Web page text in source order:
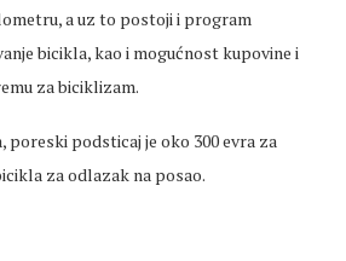
a uz to postoji i program
bicikla, kao i mogućnost kupovine i
za biciklizam.
poreski podsticaj je oko 300 evra za
za odlazak na posao.